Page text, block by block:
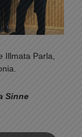
Illmata Parla,
Sinne